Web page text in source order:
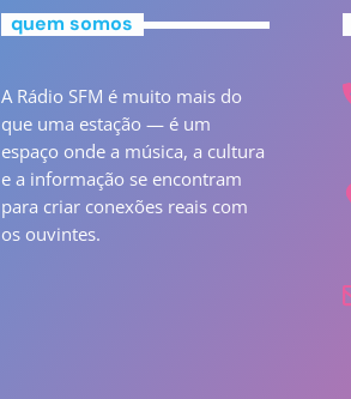
quem somos
A Rádio SFM é muito mais do
que uma estação — é um
espaço onde a música, a cultura
e a informação se encontram
para criar conexões reais com
os ouvintes.